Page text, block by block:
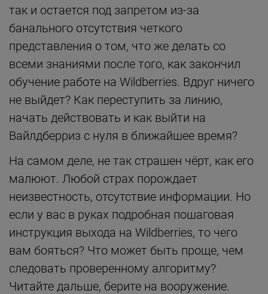
так и остается под запретом из-за
банального отсутствия четкого
представления о том, что же делать со
всеми знаниями после того, как закончил
обучение работе на Wildberries. Вдруг ничего
не выйдет? Как переступить за линию,
начать действовать и как выйти на
Вайлдберриз с нуля в ближайшее время?
На самом деле, не так страшен чёрт, как его
малюют. Любой страх порождает
неизвестность, отсутствие информации. Но
если у вас в руках подробная пошаговая
инструкция выхода на Wildberries, то чего
вам бояться? Что может быть проще, чем
следовать проверенному алгоритму?
Читайте дальше, берите на вооружение.